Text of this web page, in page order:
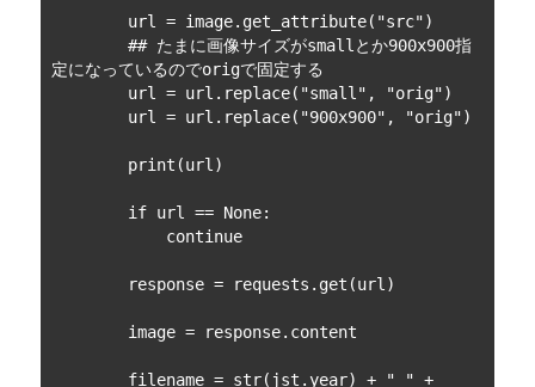
        ## たまに画像サイズがsmallとか900x900指
定になっているのでorigで固定する